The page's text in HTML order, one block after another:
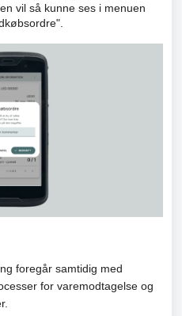
vil så kunne ses i menuen
foregår samtidig med
for varemodtagelse og